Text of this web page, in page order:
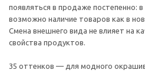
появляться в продаже постепенно:
возможно наличие товаров как в
Смена внешнего вида не влияет на
свойства продуктов.
35 оттенков — для модного